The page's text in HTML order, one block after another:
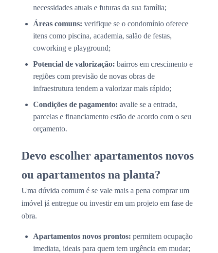
necessidades atuais e futuras da sua família;
Áreas comuns: verifique se o condomínio oferece
itens como piscina, academia, salão de festas,
coworking e playground;
Potencial de valorização: bairros em crescimento e
regiões com previsão de novas obras de
infraestrutura tendem a valorizar mais rápido;
Condições de pagamento: avalie se a entrada,
parcelas e financiamento estão de acordo com o seu
orçamento.
Devo escolher apartamentos novos
ou apartamentos na planta?
Uma dúvida comum é se vale mais a pena comprar um
imóvel já entregue ou investir em um projeto em fase de
obra.
Apartamentos novos prontos: permitem ocupação
imediata, ideais para quem tem urgência em mudar;